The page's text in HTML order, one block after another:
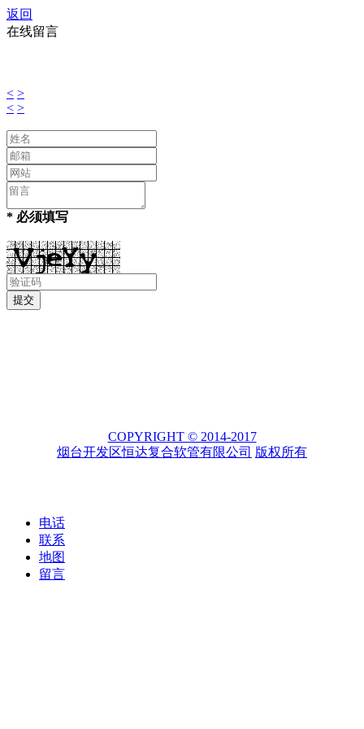
返回
在线留言
< >
< >
* 必须填写
COPYRIGHT © 2014-2017
烟台开发区恒达复合软管有限公司 版权所有
电话
联系
地图
留言